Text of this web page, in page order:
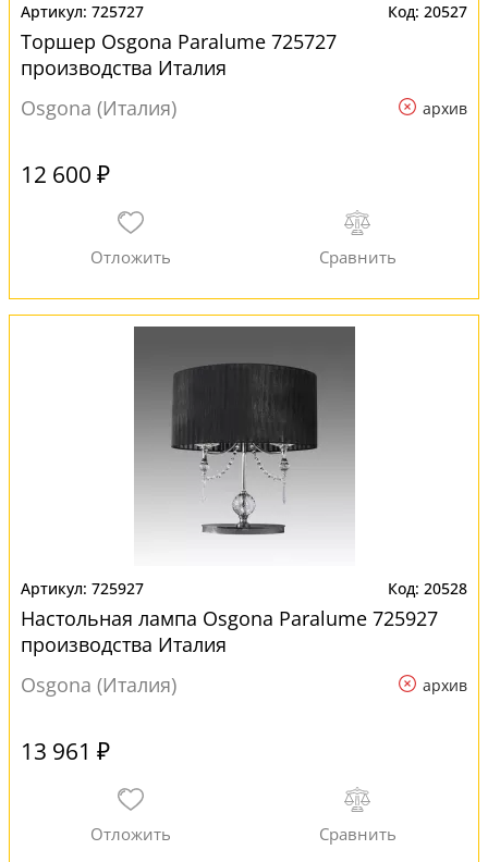
725727 20527
Торшер Osgona Paralume 725727
производства Италия
Osgona (Италия)
архив
12 600 ₽
725927 20528
Настольная лампа Osgona Paralume 725927
производства Италия
Osgona (Италия)
архив
13 961 ₽